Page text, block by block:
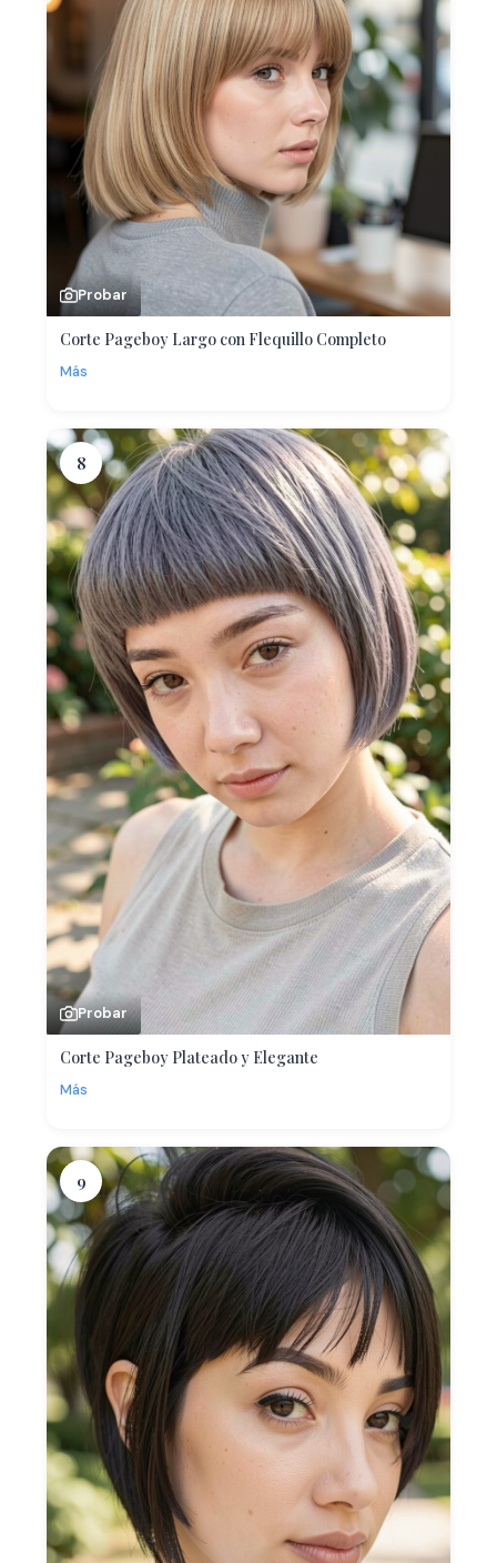
Probar
Corte Pageboy Largo con Flequillo Completo
Más
8
Probar
Corte Pageboy Plateado y Elegante
Más
9